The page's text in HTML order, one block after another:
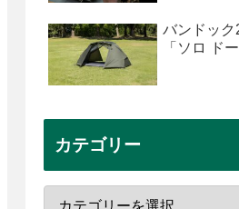
バンドッ
「ソロ ド
カテゴリー